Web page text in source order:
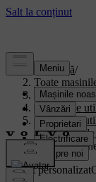
Asistență/
Toate
XC90 Plug-
Manual de
Conturi de
Profiluri
Atribuirea
Suport personalizat